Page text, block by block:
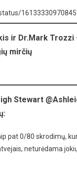
ir Dr.Mark
mirčių
Stewart
pat 0/80 skrodimų,
neturėdama